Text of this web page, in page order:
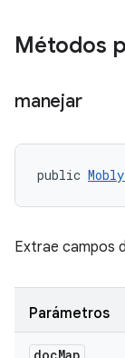
Métodos
manejar
public
Extrae campos
Parámetros